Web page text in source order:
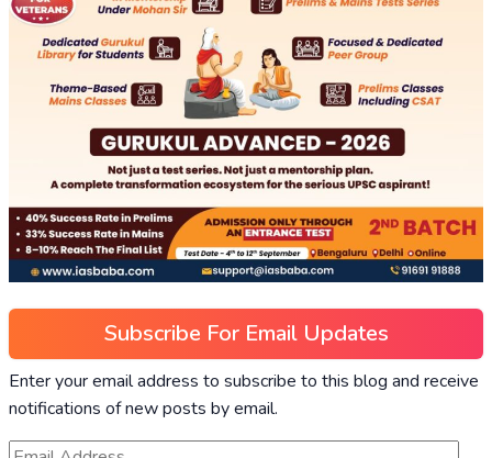
Subscribe For Email Updates
Enter your email address to subscribe to this blog and receive
notifications of new posts by email.